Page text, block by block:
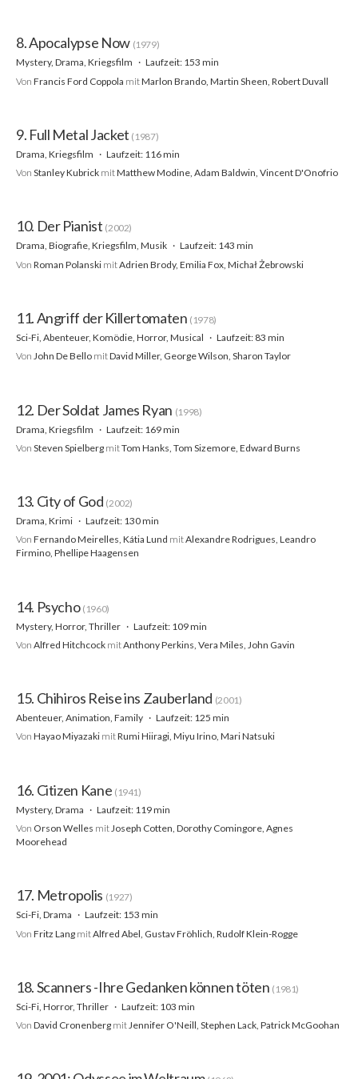
8. Apocalypse Now (1979)
Mystery, Drama, Kriegsfilm
Laufzeit: 153 min
Von Francis Ford Coppola mitMarlon Brando, Martin Sheen, Robert Duvall
9. Full Metal Jacket (1987)
Drama, Kriegsfilm
Laufzeit: 116 min
Von Stanley Kubrick mitMatthew Modine, Adam Baldwin, Vincent D'Onofrio
10. Der Pianist (2002)
Drama, Biografie, Kriegsfilm, Musik
Laufzeit: 143 min
Von Roman Polanski mitAdrien Brody, Emilia Fox, Michał Żebrowski
11. Angriff der Killertomaten (1978)
Sci-Fi, Abenteuer, Komödie, Horror, Musical
Laufzeit: 83 min
Von John De Bello mitDavid Miller, George Wilson, Sharon Taylor
12. Der Soldat James Ryan (1998)
Drama, Kriegsfilm
Laufzeit: 169 min
Von Steven Spielberg mitTom Hanks, Tom Sizemore, Edward Burns
13. City of God (2002)
Drama, Krimi
Laufzeit: 130 min
Von Fernando Meirelles, Kátia Lund mitAlexandre Rodrigues, Leandro
Firmino, Phellipe Haagensen
14. Psycho (1960)
Mystery, Horror, Thriller
Laufzeit: 109 min
Von Alfred Hitchcock mitAnthony Perkins, Vera Miles, John Gavin
15. Chihiros Reise ins Zauberland (2001)
Abenteuer, Animation, Family
Laufzeit: 125 min
Von Hayao Miyazaki mitRumi Hiiragi, Miyu Irino, Mari Natsuki
16. Citizen Kane (1941)
Mystery, Drama
Laufzeit: 119 min
Von Orson Welles mitJoseph Cotten, Dorothy Comingore, Agnes
Moorehead
17. Metropolis (1927)
Sci-Fi, Drama
Laufzeit: 153 min
Von Fritz Lang mitAlfred Abel, Gustav Fröhlich, Rudolf Klein-Rogge
18. Scanners -Ihre Gedanken können töten (1981)
Sci-Fi, Horror, Thriller
Laufzeit: 103 min
Von David Cronenberg mitJennifer O'Neill, Stephen Lack, Patrick McGoohan